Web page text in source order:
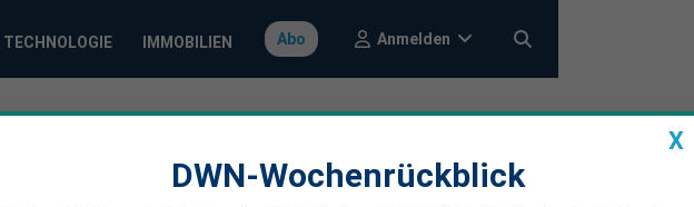
TECHNOLOGIE IMMOBILIEN Abo Anmelden
X
DWN-Wochenrückblick